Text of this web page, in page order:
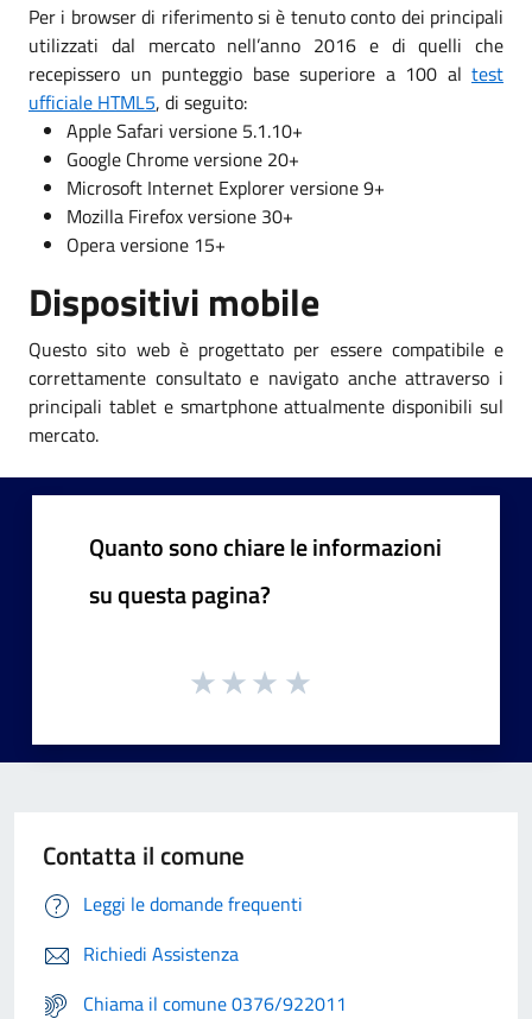
Per i browser di riferimento si è tenuto conto dei principali
utilizzati dal mercato nell’anno 2016 e di quelli che
recepissero un punteggio base superiore a 100 al test
ufficiale HTML5, di seguito:
Apple Safari versione 5.1.10+
Google Chrome versione 20+
Microsoft Internet Explorer versione 9+
Mozilla Firefox versione 30+
Opera versione 15+
Dispositivi mobile
Questo sito web è progettato per essere compatibile e
correttamente consultato e navigato anche attraverso i
principali tablet e smartphone attualmente disponibili sul
mercato.
Quanto sono chiare le informazioni
su questa pagina?
Contatta il comune
Leggi le domande frequenti
Richiedi Assistenza
Chiama il comune 0376/922011